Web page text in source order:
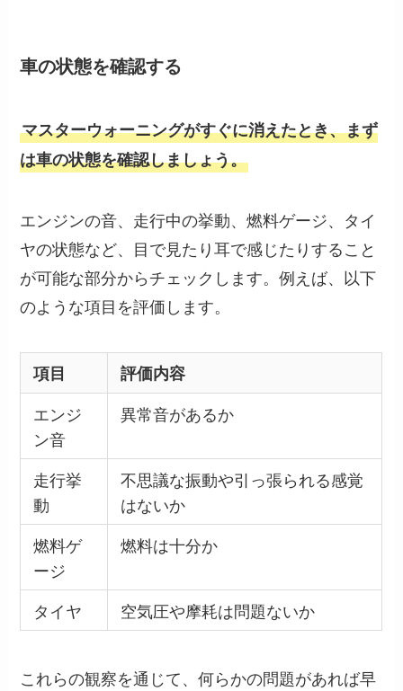
車の状態を確認する
マスターウォーニングがすぐに消えたとき、まず
は車の状態を確認しましょう。
エンジンの音、走行中の挙動、燃料ゲージ、タイ
ヤの状態など、目で見たり耳で感じたりすること
が可能な部分からチェックします。例えば、以下
のような項目を評価します。
項目
評価内容
エンジ
ン音
異常音があるか
走行挙
動
不思議な振動や引っ張られる感覚
はないか
燃料ゲ
ージ
燃料は十分か
タイヤ 空気圧や摩耗は問題ないか
これらの観察を通じて、何らかの問題があれば早